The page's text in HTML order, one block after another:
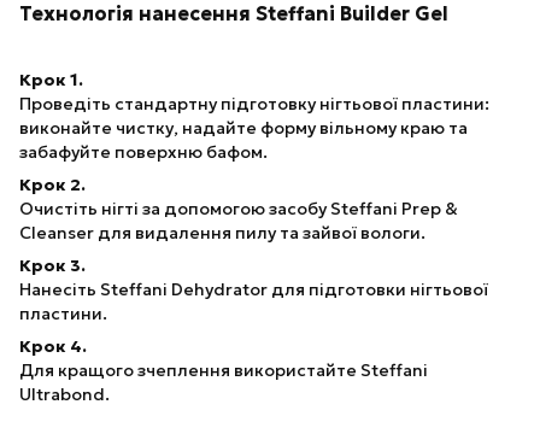
Технологія нанесення Steffani Builder Gel
Крок 1.
Проведіть стандартну підготовку нігтьової пластини:
виконайте чистку, надайте форму вільному краю та
забафуйте поверхню бафом.
Крок 2.
Очистіть нігті за допомогою засобу Steffani Prep &
Cleanser для видалення пилу та зайвої вологи.
Крок 3.
Нанесіть Steffani Dehydrator для підготовки нігтьової
пластини.
Крок 4.
Для кращого зчеплення використайте Steffani
Ultrabond.